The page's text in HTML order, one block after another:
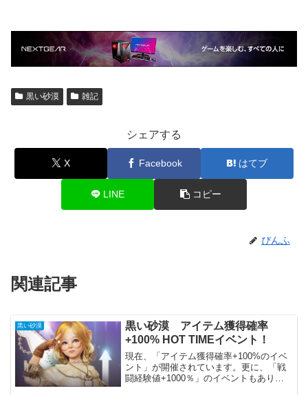
黒い砂漠 雑記
シェアする
X Facebook はてブ
LINE コピー
ぴんふ
関連記事
黒い砂漠
黒い砂漠 アイテム獲得確率
+100% HOT TIMEイベント！
現在、「アイテム獲得確率+100%のイベ
ント」が開催されています。更に、「戦
闘経験値+1000％」のイベントもありま